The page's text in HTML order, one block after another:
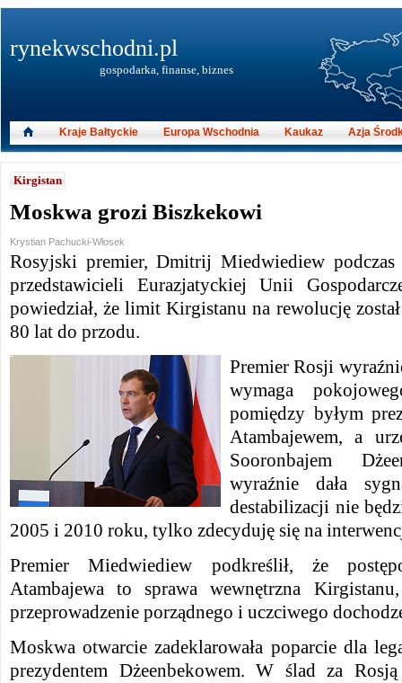
Kirgistan
Moskwa grozi Biszkekowi
Krystian Pachucki-Włosek
Rosyjski premier, Dmitrij Miedwiediew podczas
przedstawicieli Eurazjatyckiej Unii
powiedział, że limit Kirgistanu na rewolucję
80 lat do przodu.
Premier Rosji
wymaga
pomiędzy byłym
Atambajewem, a
Sooronbajem
wyraźnie dała
destabilizacji nie
2005 i 2010 roku, tylko zdecyduję się na
Premier Miedwiediew podkreślił, że
Atambajewa to sprawa wewnętrzna
przeprowadzenie porządnego i uczciwego
Moskwa otwarcie zadeklarowała poparcie dla
prezydentem Dżeenbekowem. W ślad za
rynekwschodni.pl
gospodarka, finanse, biznes
Kraje Bałtyckie Europa Wschodnia Kaukaz Azja